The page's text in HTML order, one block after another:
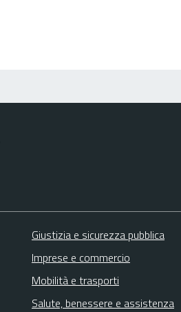
Giustizia e sicurezza pubblica
Imprese e commercio
Mobilità e trasporti
Salute, benessere e assistenza